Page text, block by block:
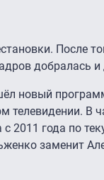
После
добралась
новый
В
2011 года по
заменит